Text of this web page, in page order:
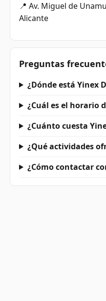
📍 Av. Miguel de
Alicante
Preguntas
¿Dónde está Yinex
¿Cuál es el horario
¿Cuánto cuesta
¿Qué actividades
¿Cómo contactar